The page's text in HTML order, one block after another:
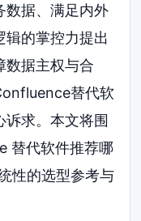
数据、满足内外
辑的掌控力提出
数据主权与合
替代软
诉求。本文将围
替代软件推荐哪
性的选型参考与